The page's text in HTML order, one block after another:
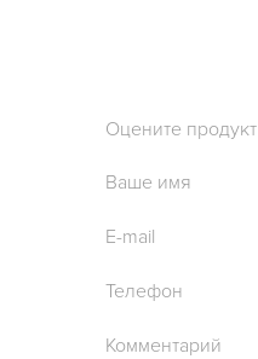
Оцените продукт
Ваше имя
E-mail
Телефон
Комментарий